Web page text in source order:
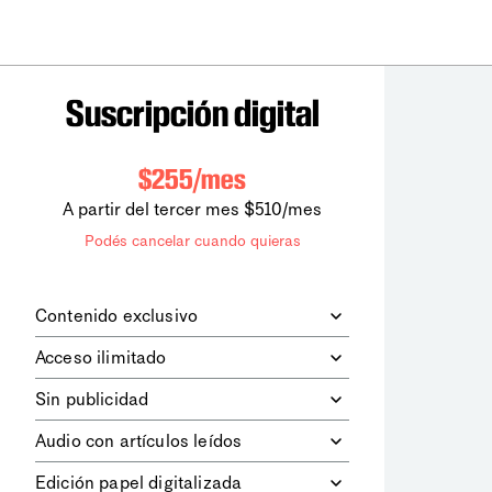
Suscripción digital
$255/mes
A partir del tercer mes $510/mes
Podés cancelar cuando quieras
Contenido exclusivo
digitales dela diaria
los contenidos de Le Monde
diplomatique.
Acceso ilimitado
contenidos.
Sin publicidad
publicitarios.
Audio con artículos leídos
Edición papel digitalizada